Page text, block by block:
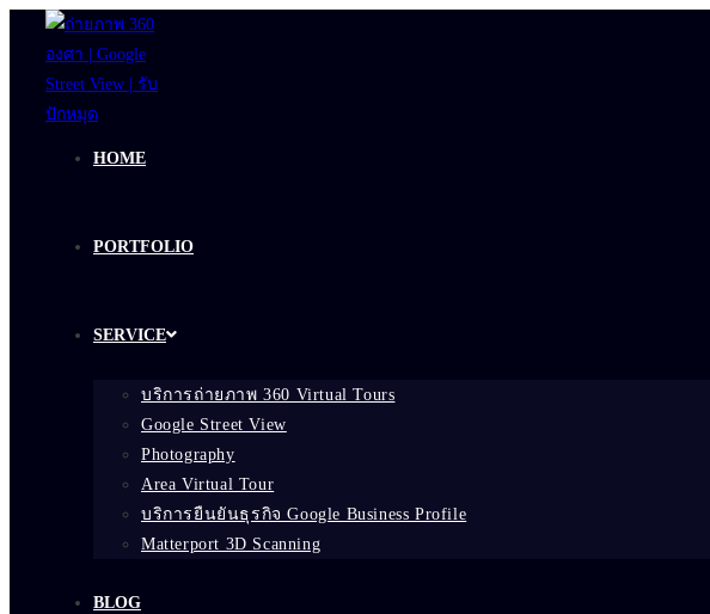
content
HOME
PORTFOLIO
SERVICE
บริการถ่ายภาพ 360 Virtual Tours
Google Street View
Photography
Area Virtual Tour
บริการยืนยันธุรกิจ Google Business Profile
Matterport 3D Scanning
BLOG